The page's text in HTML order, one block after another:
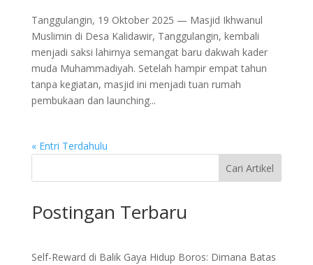
Tanggulangin, 19 Oktober 2025 — Masjid Ikhwanul
Muslimin di Desa Kalidawir, Tanggulangin, kembali
menjadi saksi lahirnya semangat baru dakwah kader
muda Muhammadiyah. Setelah hampir empat tahun
tanpa kegiatan, masjid ini menjadi tuan rumah
pembukaan dan launching...
« Entri Terdahulu
Cari Artikel
Postingan Terbaru
Self-Reward di Balik Gaya Hidup Boros: Dimana Batas